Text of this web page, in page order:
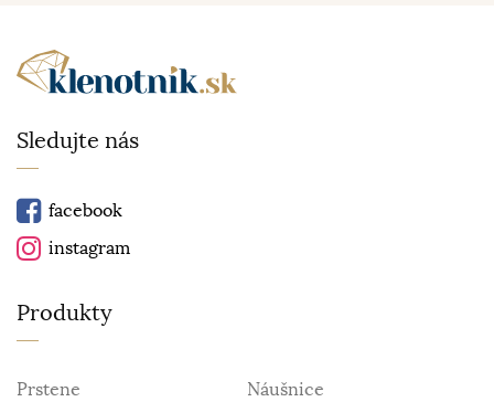
Sledujte nás
facebook
instagram
Produkty
Prstene
Náušnice